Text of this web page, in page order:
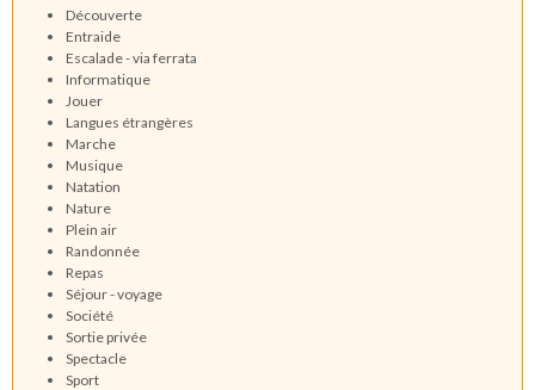
Découverte
Entraide
Escalade - via ferrata
Informatique
Jouer
Langues étrangères
Marche
Musique
Natation
Nature
Plein air
Randonnée
Repas
Séjour - voyage
Société
Sortie privée
Spectacle
Sport